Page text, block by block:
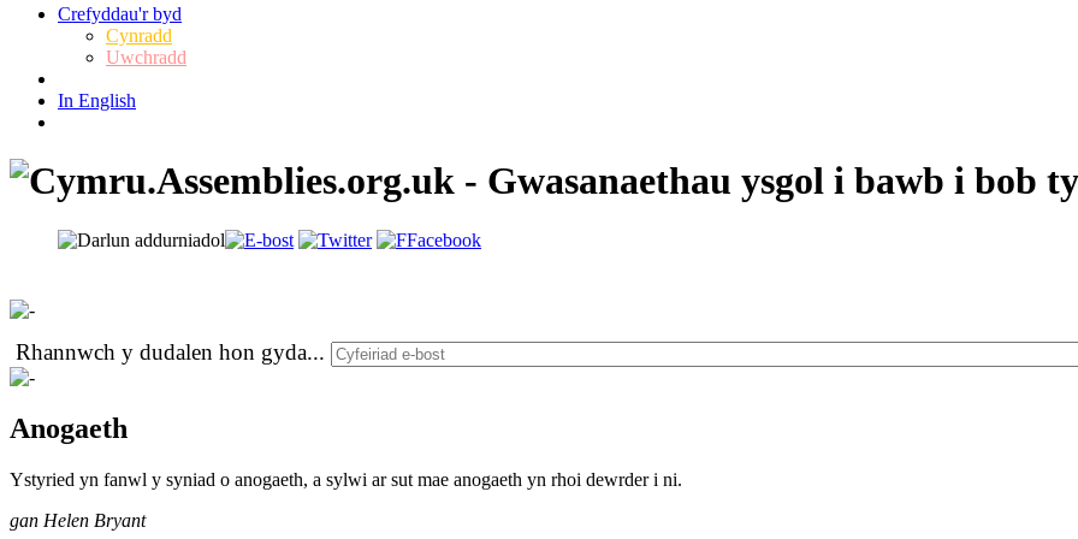
Crefyddau'r byd
Cynradd
Uwchradd
In English
Rhannwch y dudalen hon gyda...
Anogaeth
Ystyried yn fanwl y syniad o anogaeth, a sylwi ar sut mae anogaeth yn rhoi dewrder i ni.
gan Helen Bryant